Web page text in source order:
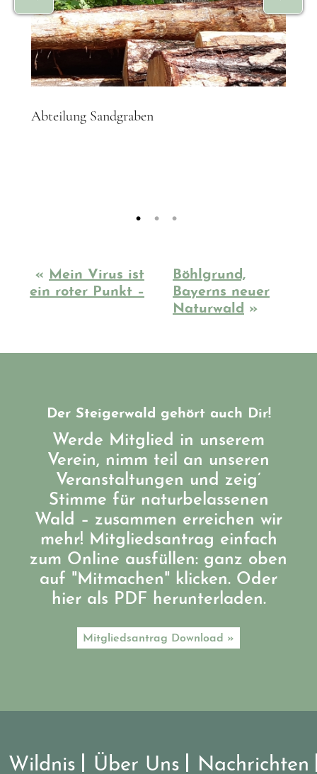
Abteilung Sandgraben
« Mein Virus ist
ein roter Punkt –
Böhlgrund,
Bayerns neuer
Naturwald »
Der Steigerwald gehört auch Dir!
Werde Mitglied in unserem
Verein, nimm teil an unseren
Veranstaltungen und zeig’
Stimme für naturbelassenen
Wald – zusammen erreichen wir
mehr! Mitgliedsantrag einfach
zum Online ausfüllen: ganz oben
auf "Mitmachen" klicken. Oder
hier als PDF herunterladen.
Mitgliedsantrag Download »
Wildnis Über Uns Nachrichten